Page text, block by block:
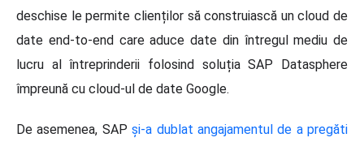
deschise le permite clienților să construiască un cloud de
date end-to-end care aduce date din întregul mediu de
lucru al întreprinderii folosind soluția SAP Datasphere
împreună cu cloud-ul de date Google.
De asemenea, SAPși-a dublat angajamentul de a pregăti